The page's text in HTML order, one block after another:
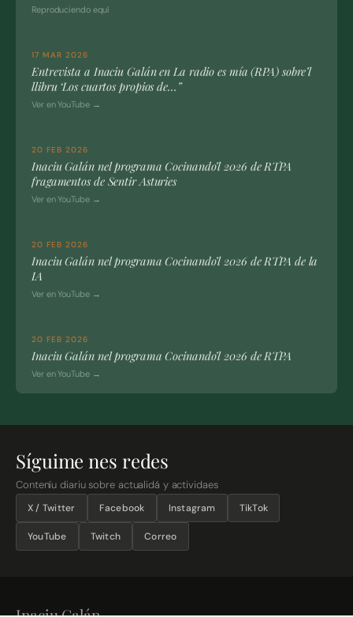
Reproduciendo equí
17 MAR 2026
Entrevista a Inaciu Galán en La radio es mía (RPA) sobre’l
llibru ‘Los cuartos propios de…”
Ver en YouTube →
20 FEB 2026
Inaciu Galán nel programa Cocinando’l 2026 de RTPA
fragamentos de Sentir Asturies
Ver en YouTube →
20 FEB 2026
Inaciu Galán nel programa Cocinando’l 2026 de RTPA de la
IA
Ver en YouTube →
20 FEB 2026
Inaciu Galán nel programa Cocinando’l 2026 de RTPA
Ver en YouTube →
Síguime nes redes
Conteníu diariu sobre actualidá y actividaes
X / Twitter Facebook Instagram TikTok
YouTube Twitch Correo